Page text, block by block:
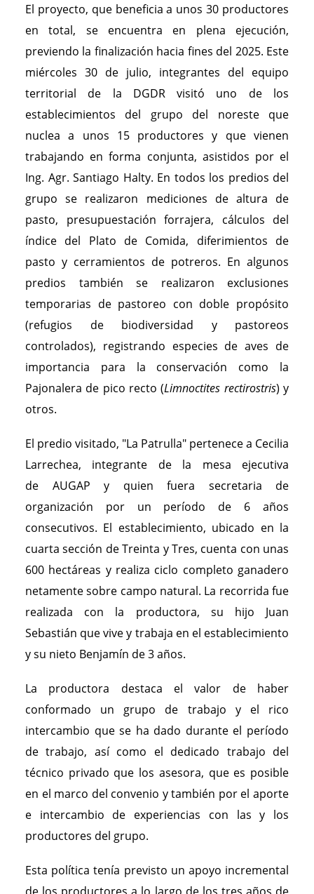
El proyecto, que beneficia a unos 30 productores
en total, se encuentra en plena ejecución,
previendo la finalización hacia fines del 2025. Este
miércoles 30 de julio, integrantes del equipo
territorial de la DGDR visitó uno de los
establecimientos del grupo del noreste que
nuclea a unos 15 productores y que vienen
trabajando en forma conjunta, asistidos por el
Ing. Agr. Santiago Halty. En todos los predios del
grupo se realizaron mediciones de altura de
pasto, presupuestación forrajera, cálculos del
índice del Plato de Comida, diferimientos de
pasto y cerramientos de potreros. En algunos
predios también se realizaron exclusiones
temporarias de pastoreo con doble propósito
(refugios de biodiversidad y pastoreos
controlados), registrando especies de aves de
importancia para la conservación como la
Pajonalera de pico recto (Limnoctites rectirostris) y
otros.
El predio visitado, "La Patrulla" pertenece a Cecilia
Larrechea, integrante de la mesa ejecutiva
de AUGAP y quien fuera secretaria de
organización por un período de 6 años
consecutivos. El establecimiento, ubicado en la
cuarta sección de Treinta y Tres, cuenta con unas
600 hectáreas y realiza ciclo completo ganadero
netamente sobre campo natural. La recorrida fue
realizada con la productora, su hijo Juan
Sebastián que vive y trabaja en el establecimiento
y su nieto Benjamín de 3 años.
La productora destaca el valor de haber
conformado un grupo de trabajo y el rico
intercambio que se ha dado durante el período
de trabajo, así como el dedicado trabajo del
técnico privado que los asesora, que es posible
en el marco del convenio y también por el aporte
e intercambio de experiencias con las y los
productores del grupo.
Esta política tenía previsto un apoyo incremental